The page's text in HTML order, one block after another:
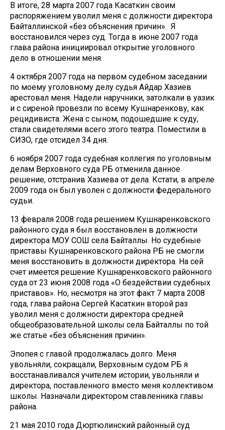
В итоге, 28 марта 2007 года Касаткин своим
распоряжением уволил меня с должности директора
Байталлинской «без объяснения причин». Я
восстановился через суд. Тогда в июне 2007 года
глава района инициировал открытие уголовного
дело в отношении меня.
4 октября 2007 года на первом судебном заседании
по моему уголовному делу судья Айдар Хазиев
арестовал меня. Надели наручники, затолкали в уазик
и с сиреной провезли по всему Кушнаренкову, как
рецидивиста. Жена с сыном, подошедшие к суду,
стали свидетелями всего этого театра. Поместили в
СИЗО, где отсидел 34 дня.
6 ноября 2007 года судебная коллегия по уголовным
делам Верховного суда РБ отменила данное
решение, отстранив Хазиева от дела. Кстати, в апреле
2009 года он был уволен с должности федерального
судьи.
13 февраля 2008 года решением Кушнаренковского
районного суда я был восстановлен в должности
директора МОУ СОШ села Байталлы. Но судебные
приставы Кушнаренковского района РБ не смогли
меня восстановить в должности директора. На сей
счет имеется решение Кушнаренковского районного
суда от 23 июня 2008 года «О бездействии судебных
приставов». Но, несмотря на этот факт 7 марта 2008
года, глава района Сергей Касаткин второй раз
уволил меня с должности директора средней
общеобразовательной школы села Байталлы по той
же статье «без объяснения причин».
Эпопея с главой продолжалась долго. Меня
увольняли, сокращали, Верховным судом РБ я
восстанавливался учителем истории, увольняли и
директора, поставленного вместо меня коллективом
школы. Назначали директором ставленника главы
района.
21 мая 2010 года Дюртюлинский районный суд